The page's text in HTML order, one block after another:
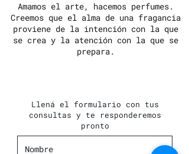
Amamos el arte, hacemos perfumes.
Creemos que el alma de una fragancia
proviene de la intención con la que
se crea y la atención con la que se
prepara.
Llená el formulario con tus
consultas y te responderemos
pronto